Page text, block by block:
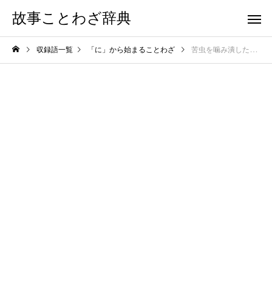
故事ことわざ辞典
収録語一覧 「に」から始まることわざ 苦虫を噛み潰したよう